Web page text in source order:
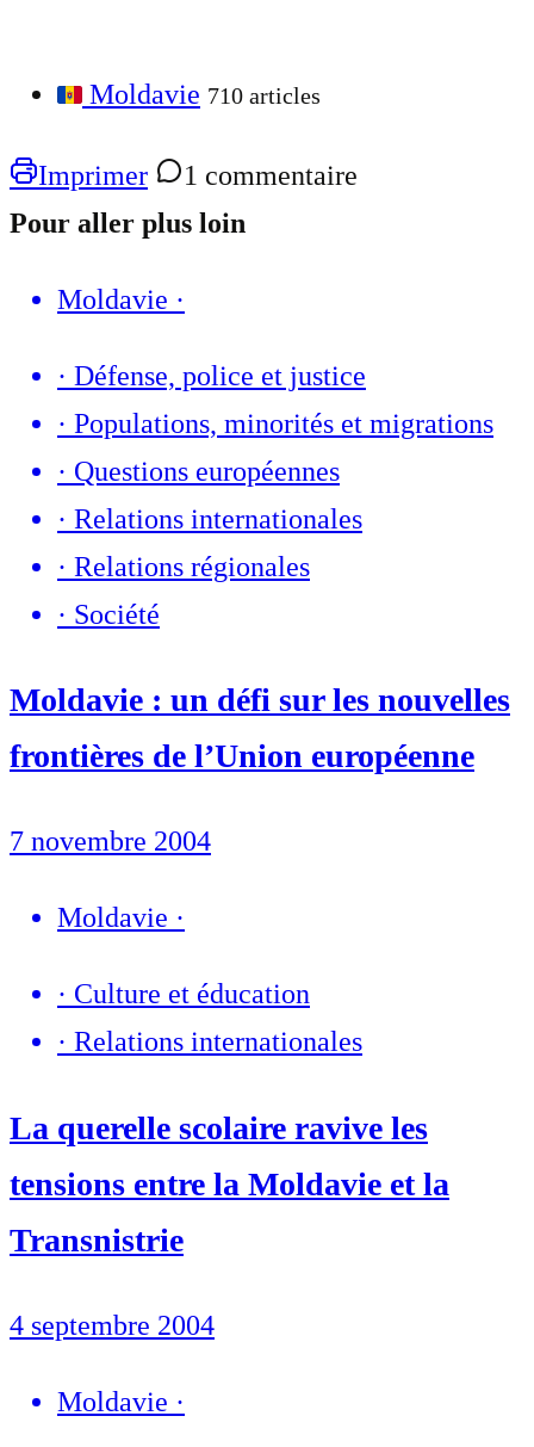
Moldavie 710 articles
Imprimer
1 commentaire
Pour aller plus loin
Moldavie ·
· Défense, police et justice
· Populations, minorités et migrations
· Questions européennes
· Relations internationales
· Relations régionales
· Société
Moldavie : un défi sur les nouvelles
frontières de l’Union européenne
7 novembre 2004
Moldavie ·
· Culture et éducation
· Relations internationales
La querelle scolaire ravive les
tensions entre la Moldavie et la
Transnistrie
4 septembre 2004
Moldavie ·